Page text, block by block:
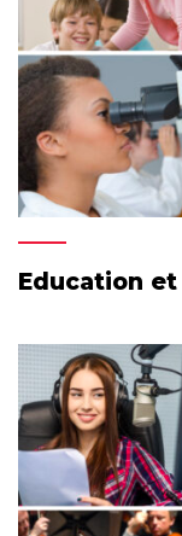
Education et